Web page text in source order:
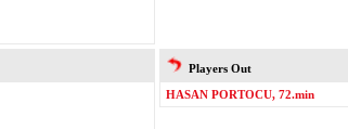
Players Out
HASAN PORTOCU, 72.min